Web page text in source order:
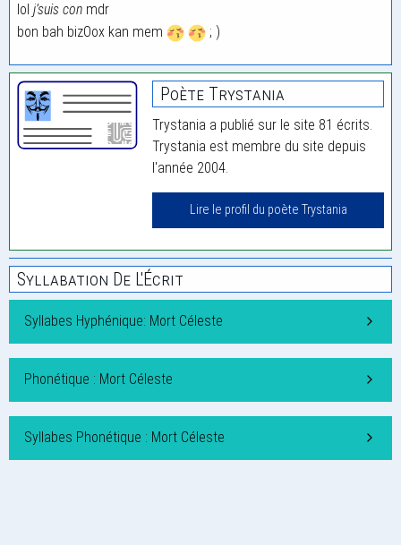
lol j’suis con mdr
bon bah bizOox kan mem
; )
Poète Trystania
Trystania a publié sur le site 81 écrits.
Trystania est membre du site depuis
l'année 2004.
Lire le profil du poète Trystania
Syllabation De L'Écrit
Syllabes Hyphénique: Mort Céleste
Phonétique : Mort Céleste
Syllabes Phonétique : Mort Céleste